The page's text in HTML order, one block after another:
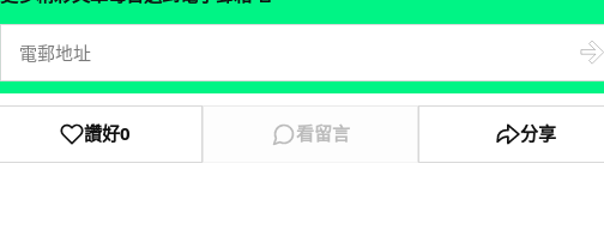
讚好0 看留言 分享